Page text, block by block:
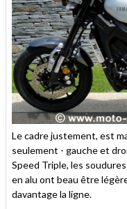
Le cadre justement, est
seulement - gauche et
Speed Triple, les
en alu ont beau être
davantage la ligne.